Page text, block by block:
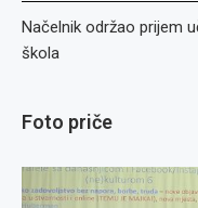
Načelnik održao prijem
škola
Foto priče